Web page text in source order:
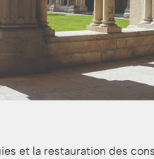
et la restauration des